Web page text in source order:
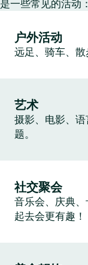
是一些常见的活动：
户外活动
远足、骑车、散
艺术
摄影、电影、
题。
社交聚会
音乐会、庆典
起去会更有趣！